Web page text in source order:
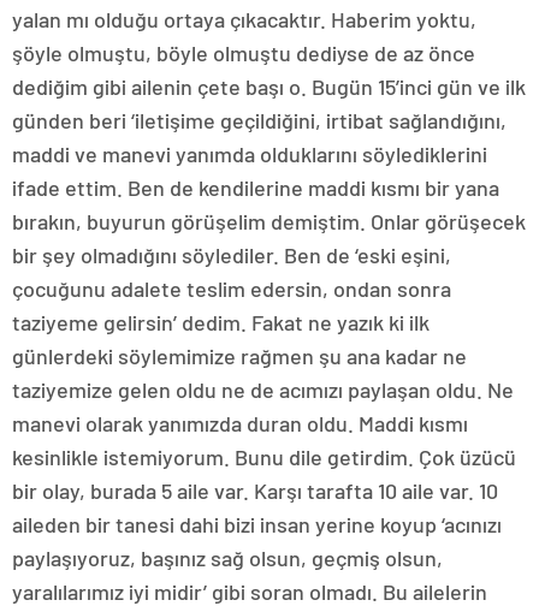
yalan mı olduğu ortaya çıkacaktır. Haberim yoktu,
şöyle olmuştu, böyle olmuştu dediyse de az önce
dediğim gibi ailenin çete başı o. Bugün 15’inci gün ve ilk
günden beri ‘iletişime geçildiğini, irtibat sağlandığını,
maddi ve manevi yanımda olduklarını söylediklerini
ifade ettim. Ben de kendilerine maddi kısmı bir yana
bırakın, buyurun görüşelim demiştim. Onlar görüşecek
bir şey olmadığını söylediler. Ben de ‘eski eşini,
çocuğunu adalete teslim edersin, ondan sonra
taziyeme gelirsin’ dedim. Fakat ne yazık ki ilk
günlerdeki söylemimize rağmen şu ana kadar ne
taziyemize gelen oldu ne de acımızı paylaşan oldu. Ne
manevi olarak yanımızda duran oldu. Maddi kısmı
kesinlikle istemiyorum. Bunu dile getirdim. Çok üzücü
bir olay, burada 5 aile var. Karşı tarafta 10 aile var. 10
aileden bir tanesi dahi bizi insan yerine koyup ‘acınızı
paylaşıyoruz, başınız sağ olsun, geçmiş olsun,
yaralılarımız iyi midir’ gibi soran olmadı. Bu ailelerin